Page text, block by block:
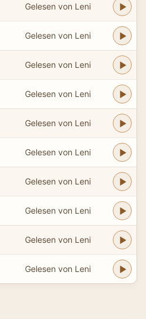
Gelesen von Leni
Gelesen von Leni
Gelesen von Leni
Gelesen von Leni
Gelesen von Leni
Gelesen von Leni
Gelesen von Leni
Gelesen von Leni
Gelesen von Leni
Gelesen von Leni